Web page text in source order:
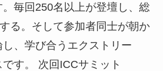
毎回250名以上が登壇し、総
る。そして参加者同士が朝か
、学び合うエクストリー
す。 次回ICCサミット